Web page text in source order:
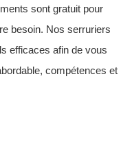
sont gratuit pour
besoin. Nos serruriers
efficaces afin de vous
compétences et